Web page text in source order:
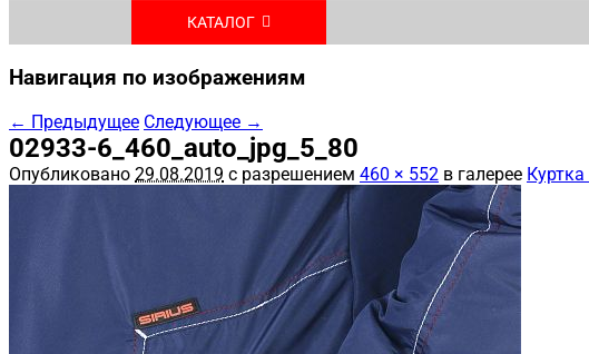
КАТАЛОГ
Навигация по изображениям
← Предыдущее Следующее →
02933-6_460_auto_jpg_5_80
Опубликовано 29.08.2019 с разрешением 460 × 552 в галерее